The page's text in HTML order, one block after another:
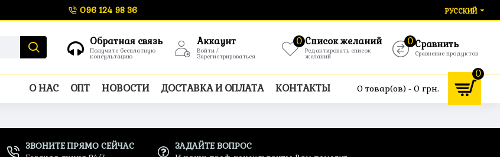
096 124 98 36 РУССКИЙ
Обратная связь
Получите бесплатную
консультацию
Аккаунт
Войти /
Зарегистрироваться
Список желаний
Редактировать список
желаний
0 Сравнить
Сравнение продуктов
0
О НАС ОПТ НОВОСТИ ДОСТАВКА И ОПЛАТА КОНТАКТЫ 0 товар(ов) - 0 грн.
0
ЗВОНИТЕ ПРЯМО СЕЙЧАС ЗАДАЙТЕ ВОПРОС